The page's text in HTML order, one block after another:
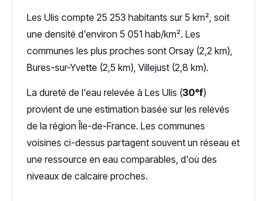
Les Ulis compte 25 253 habitants sur 5 km², soit
une densité d'environ 5 051 hab/km². Les
communes les plus proches sont Orsay (2,2 km),
Bures-sur-Yvette (2,5 km), Villejust (2,8 km).
La dureté de l'eau relevée à Les Ulis (30°f)
provient de une estimation basée sur les relevés
de la région Île-de-France. Les communes
voisines ci-dessus partagent souvent un réseau et
une ressource en eau comparables, d'où des
niveaux de calcaire proches.